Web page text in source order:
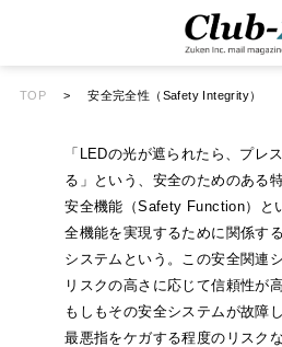
TOP > 安全完全性（Safety Integrity）
「LEDの光が遮られたら、プレ
る」という、安全のためのある
安全機能（Safety Function）と
全機能を実現するために関係す
システムという。この安全関連
リスクの高さに応じて信頼性が
もしもその安全システムが故障
最悪指をケガする程度のリスク